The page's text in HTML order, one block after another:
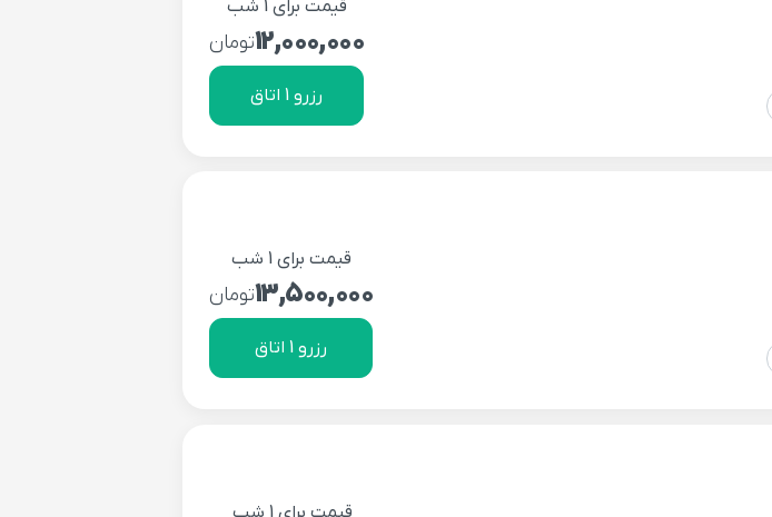
قیمت برای 1 شب
12,000,000تومان
رزرو 1 اتاق
قیمت برای 1 شب
13,500,000تومان
رزرو 1 اتاق
قیمت برای 1 شب